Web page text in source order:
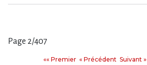
Mot(s)-
Page 2/407
«« PremierPremier
« PrécédentPrécédent
Suivant
Suivant »